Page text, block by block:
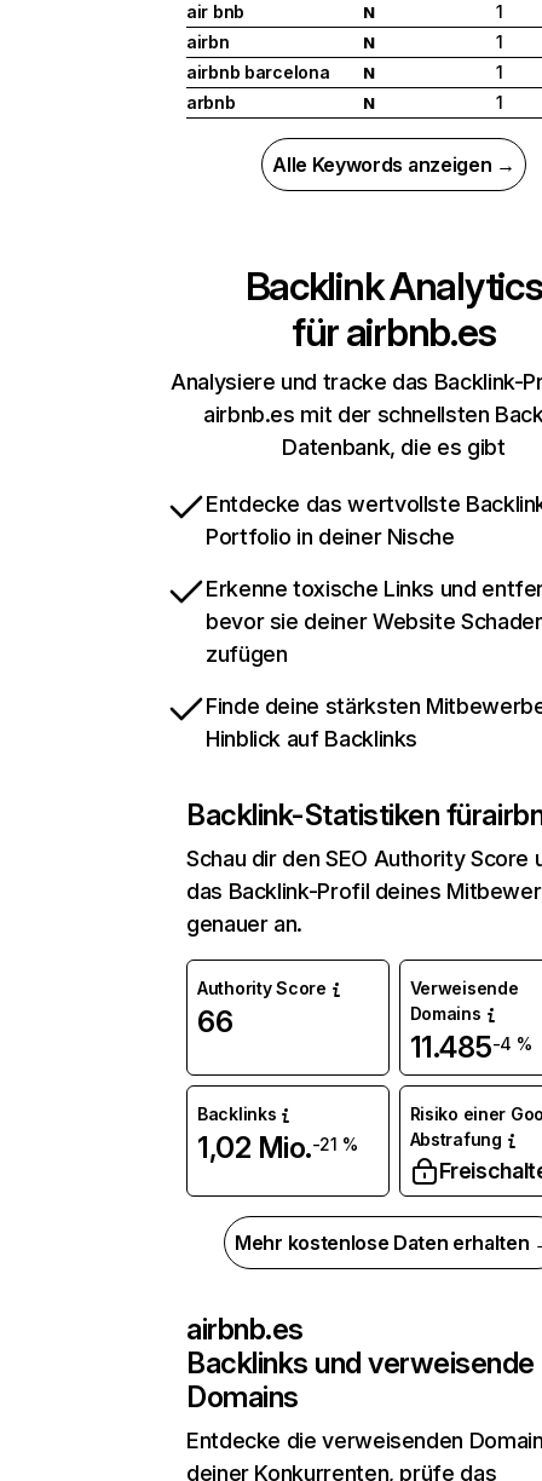
air bnb
N
1
airbn
N
1
airbnb barcelona
N
1
arbnb
N 1
Alle Keywords anzeigen →
Backlink Analytics
fürairbnb.es
Analysiere und tracke das Backlink-
airbnb.es mit der schnellsten
Datenbank, die es gibt
Entdecke das wertvollste
Portfolio in deiner Nische
Erkenne toxische Links und
bevor sie deiner Website
zufügen
Finde deine stärksten
Hinblick auf Backlinks
Backlink-Statistiken für
Schau dir den SEO Authority Score
das Backlink-Profil deines
genauer an.
Authority Score
66
Verweisende
Domains
11.485-4 %
Backlinks
1,02 Mio.-21 %
Risiko einer
Abstrafung
Mehr kostenlose Daten erhalten
airbnb.es
Backlinks und verweisende
Domains
Entdecke die verweisenden
deiner Konkurrenten, prüfe das